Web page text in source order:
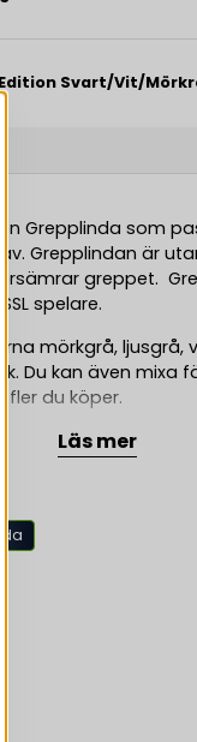
Svart/Vit/
Grepplinda som
Grepplindan är
greppet.
spelare.
mörkgrå, ljusgrå,
Du kan även mixa
fler du köper.
på baksidan är har
delen på
linda på vid knoppen
tejp som avslut.
utan lite åt gången
Läs mer